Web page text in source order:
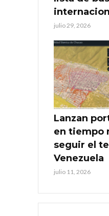
julio 29, 2026
Lanzan
en tiempo
seguir el
Venezuela
julio 11, 2026